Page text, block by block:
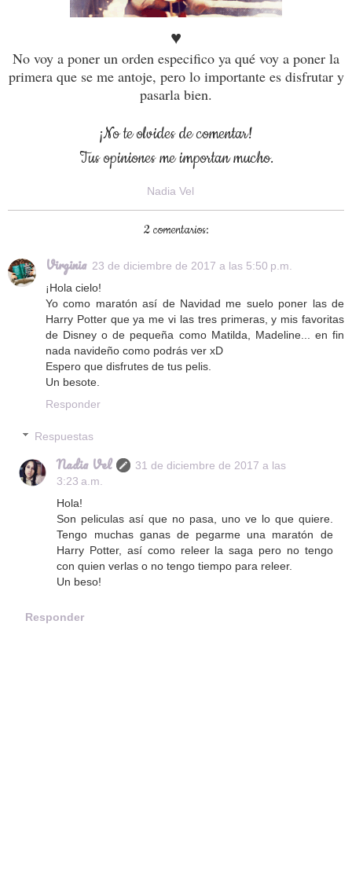
♥
No voy a poner un orden especifico ya qué voy a poner la
primera que se me antoje, pero lo importante es disfrutar y
pasarla bien.
¡No te olvides de comentar!
Tus opiniones me importan mucho.
Nadia Vel
2 comentarios:
Virginia 23 de diciembre de 2017 a las 5:50 p.m.
¡Hola cielo!
Yo como maratón así de Navidad me suelo poner las de
Harry Potter que ya me vi las tres primeras, y mis favoritas
de Disney o de pequeña como Matilda, Madeline... en fin
nada navideño como podrás ver xD
Espero que disfrutes de tus pelis.
Un besote.
Responder
Respuestas
Nadia Vel
31 de diciembre de 2017 a las
3:23 a.m.
Hola!
Son peliculas así que no pasa, uno ve lo que quiere.
Tengo muchas ganas de pegarme una maratón de
Harry Potter, así como releer la saga pero no tengo
con quien verlas o no tengo tiempo para releer.
Un beso!
Responder